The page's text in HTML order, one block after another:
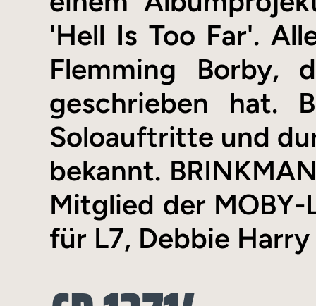
'Hell Is Too Far'.
Flemming Borby,
geschrieben hat.
Soloauftritte und
bekannt.
Mitglied der
für L7, Debbie